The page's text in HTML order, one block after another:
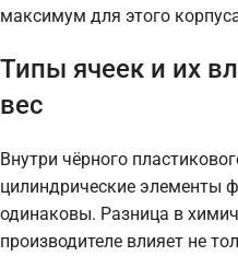
максимум для этого
Типы ячеек и их
вес
Внутри чёрного
цилиндрические элементы
одинаковы. Разница в
производителе влияет не